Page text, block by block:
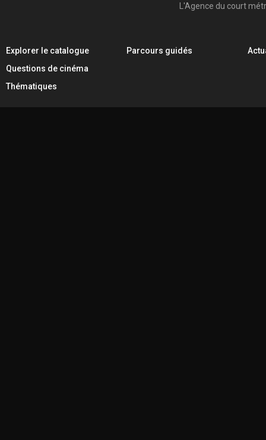
L'Agence du court
Explorer le catalogue
Questions de cinéma
Thématiques
Parcours guidés